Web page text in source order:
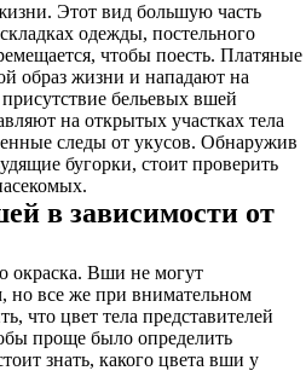
Этот вид большую часть
одежды, постельного
чтобы поесть. Платяные
образ жизни и нападают на
бельевых вшей
на открытых участках тела
следы от укусов. Обнаружив
бугорки, стоит проверить
в зависимости от
окраска. Вши не могут
но все же при внимательном
что цвет тела представителей
проще было определить
знать, какого цвета вши у